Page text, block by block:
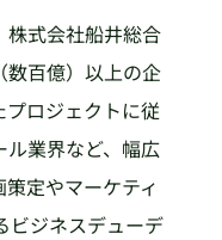
株式会社船井総合
百億）以上の企
ロジェクトに従
業界など、幅広
定やマーケティ
ビジネスデューデ